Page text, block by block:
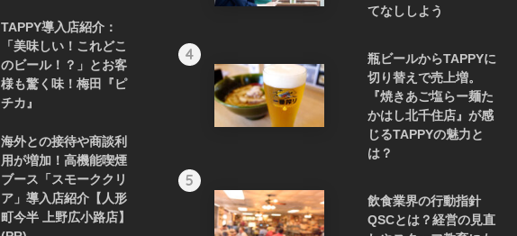
TAPPY導入店紹介：
「美味しい！これどこ
のビール！？」とお客
様も驚く味！梅田『ピ
チカ』
海外との接待や商談利
用が増加！高機能喫煙
ブース「スモーククリ
ア」導入店紹介【人形
町今半 上野広小路店】
てなししよう
4
瓶ビールからTAPPYに
切り替えで売上増。
『焼きあご塩らー麺た
かはし北千住店』が感
じるTAPPYの魅力と
は？
5
飲食業界の行動指針
QSCとは？経営の見直